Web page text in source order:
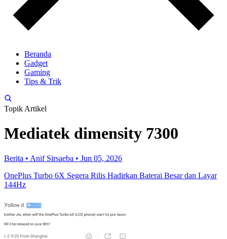
Beranda
Gadget
Gaming
Tips & Trik
Topik Artikel
Mediatek dimensity 7300
Berita • Anif Sirsaeba • Jun 05, 2026
OnePlus Turbo 6X Segera Rilis Hadirkan Baterai Besar dan Layar
144Hz